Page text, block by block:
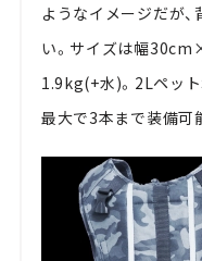
ようなイメージだが
い。サイズは幅
1.9kg(+水)。2Lペッ
最大で3本まで装備可